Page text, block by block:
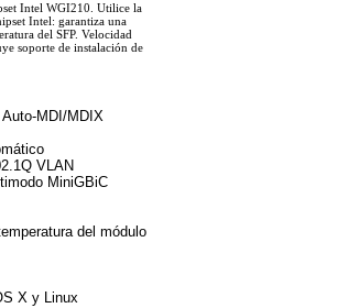
Intel WGI210. Utilice la
Intel: garantiza una
del SFP. Velocidad
soporte de instalación de
MDI/MDIX
VLAN
MiniGBiC
del módulo
X y Linux